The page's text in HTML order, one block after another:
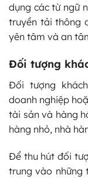
dụng các từ ngữ
truyền tải thông
yên tâm và an
Đối tượng
Đối tượng
doanh nghiệp
tài sản và hàng
hàng nhỏ, nhà
Để thu hút đối
trung vào những